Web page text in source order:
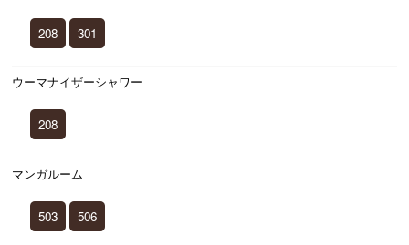
208 301
ウーマナイザーシャワー
208
マンガルーム
503 506